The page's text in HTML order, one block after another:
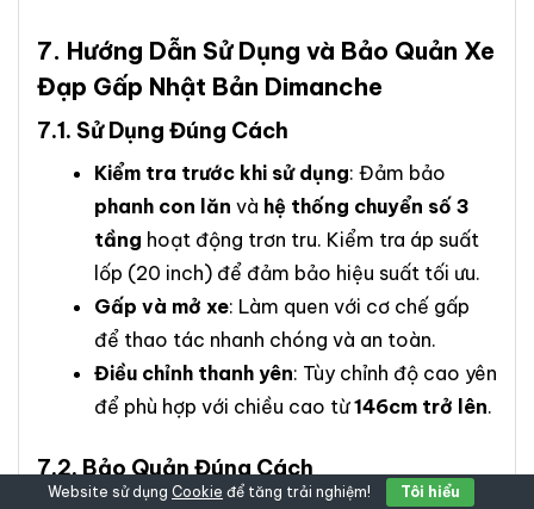
7. Hướng Dẫn Sử Dụng và Bảo Quản Xe
Đạp Gấp Nhật Bản Dimanche
7.1. Sử Dụng Đúng Cách
Kiểm tra trước khi sử dụng: Đảm bảo
phanh con lăn và hệ thống chuyển số 3
tầng hoạt động trơn tru. Kiểm tra áp suất
lốp (20 inch) để đảm bảo hiệu suất tối ưu.
Gấp và mở xe: Làm quen với cơ chế gấp
để thao tác nhanh chóng và an toàn.
Điều chỉnh thanh yên: Tùy chỉnh độ cao yên
để phù hợp với chiều cao từ146cm trở lên.
7.2. Bảo Quản Đúng Cách
Website sử dụng Cookie để tăng trải nghiệm! Tôi hiểu